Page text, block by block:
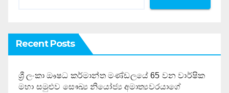
Recent Posts
ශ්‍රී ලංකා ඖෂධ කර්මාන්ත මණ්ඩලයේ 65 වන වාර්ෂික
මහා සමුළුව සෞඛ්‍ය නියෝජ්‍ය අමාත්‍යවරයාගේ